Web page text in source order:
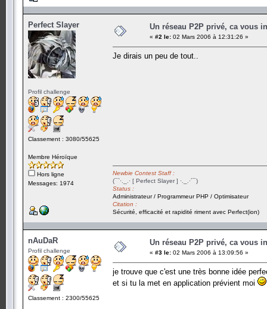
Perfect Slayer
Profil challenge
Classement : 3080/55625
Membre Héroïque
Hors ligne
Messages: 1974
Un réseau P2P privé, ca vous
« #2 le: 02 Mars 2006 à 12:31:26 »
Je dirais un peu de tout..
Newbie Contest Staff :
(¯`·._.· [ Perfect Slayer ] ·._.·´¯)
Status :
Administrateur / Programmeur PHP / Optimisateur
Citation :
Sécurité, efficacité et rapidité riment avec Perfect(ion)
nAuDaR
Profil challenge
Classement : 2300/55625
Un réseau P2P privé, ca vous
« #3 le: 02 Mars 2006 à 13:09:56 »
je trouve que c'est une très bonne idée
et si tu la met en application prévient moi